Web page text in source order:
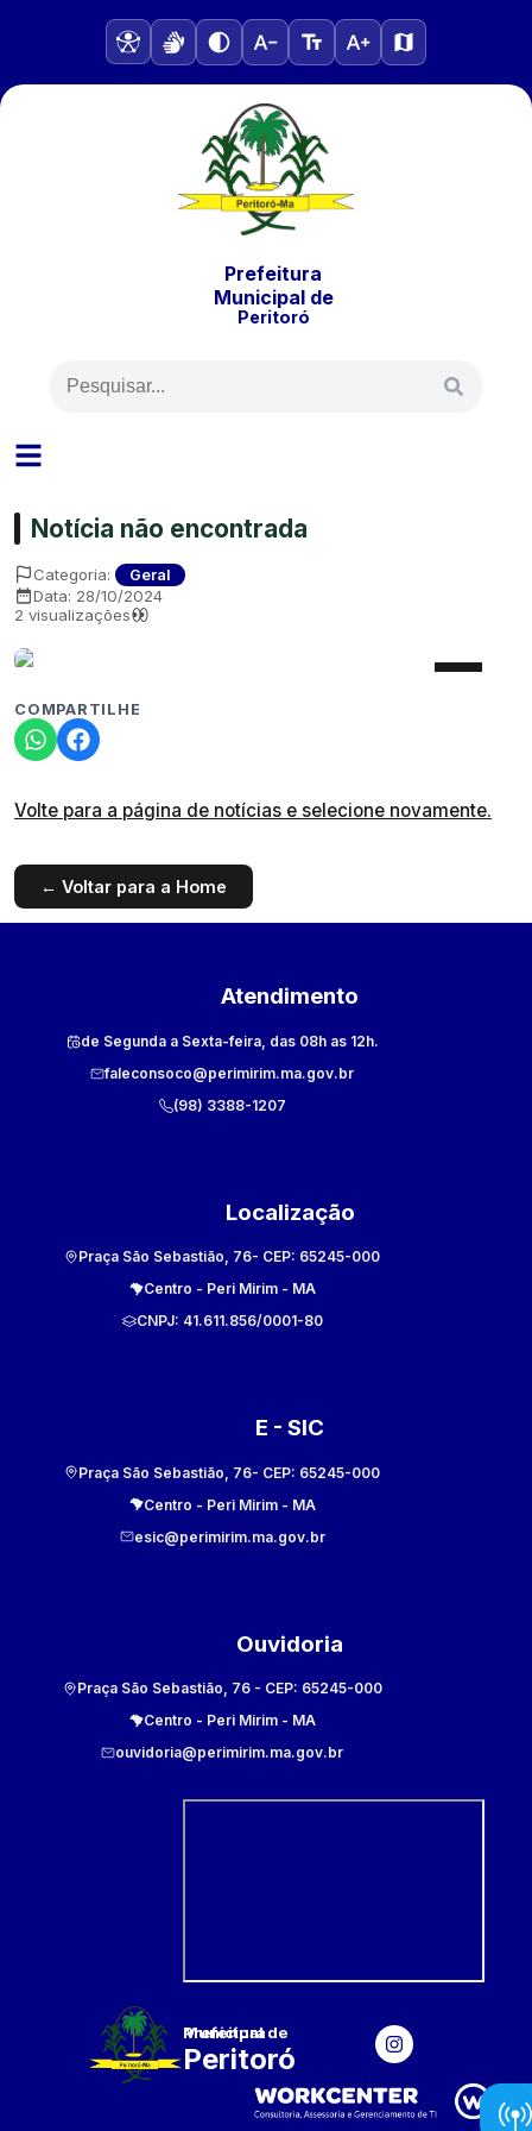
Prefeitura
Municipalde
Peritoró
Notícia não encontrada
Categoria: Geral
Data: 28/10/2024
2 visualizações
COMPARTILHE
Volte para a página de notícias e selecione novamente.
← Voltar para a Home
Atendimento
de Segunda a Sexta-feira, das 08h as 12h.
faleconsoco@perimirim.ma.gov.br
(98) 3388-1207
Localização
Praça São Sebastião, 76- CEP: 65245-000
Centro - Peri Mirim- MA
CNPJ: 41.611.856/0001-80
E - SIC
Praça São Sebastião, 76- CEP: 65245-000
Centro - Peri Mirim- MA
esic@perimirim.ma.gov.br
Ouvidoria
Praça São Sebastião, 76- CEP: 65245-000
Centro - Peri Mirim- MA
ouvidoria@perimirim.ma.gov.br
Prefeitura Municipalde
Peritoró